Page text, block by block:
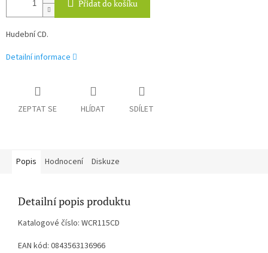
Přidat do košíku
Hudební CD.
Detailní informace
ZEPTAT SE HLÍDAT SDÍLET
Popis Hodnocení Diskuze
Detailní popis produktu
Katalogové číslo: WCR115CD
EAN kód: 0843563136966